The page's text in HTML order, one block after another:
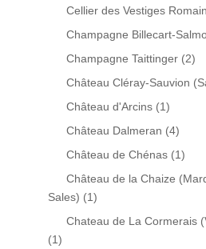
Cellier des Vestiges
Champagne Billecart-
Champagne Taittinger (2)
Château Cléray-Sauvion
Château d'Arcins (1)
Château Dalmeran (4)
Château de Chénas (1)
Château de la Chaize
Sales) (1)
Chateau de La Cormerais
(1)